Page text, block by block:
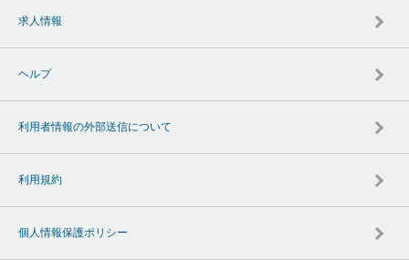
求人情報
ヘルプ
利用者情報の外部送信について
利用規約
個人情報保護ポリシー